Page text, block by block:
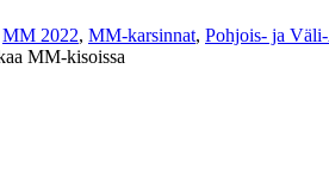
MM 2022, MM-karsinnat, Pohjois- ja
MM-kisoissa